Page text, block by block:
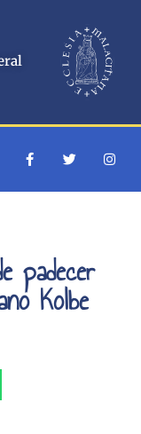
F
a
e
f
T
w
t
I
n
t
padecer
Kolbe